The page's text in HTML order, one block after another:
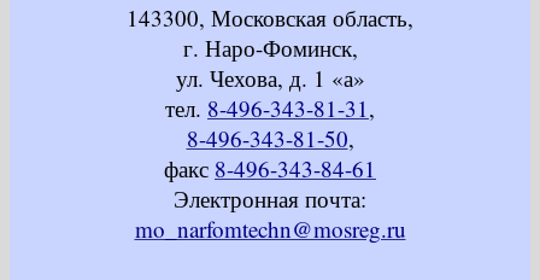
143300, Московская область,
г. Наро-Фоминск,
ул. Чехова, д. 1 «а»
тел. 8-496-343-81-31 ,
8-496-343-81-50,
факс 8-496-343-84-61
Электронная почта:
mo_narfomtechn@mosreg.ru